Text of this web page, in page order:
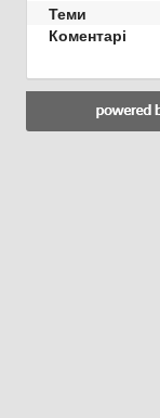
Теми
Коментарі